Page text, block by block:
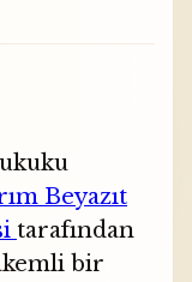
Beyazıt
tarafından
bir